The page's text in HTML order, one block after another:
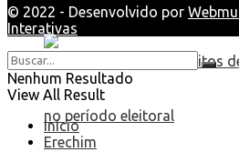
© 2022 - Desenvolvido por
Interativas
Nenhum Resultado
View All Result
Início
Erechim